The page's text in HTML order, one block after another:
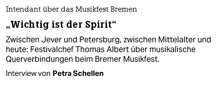
Intendant über das Musikfest Bremen
„Wichtig ist der Spirit“
Zwischen Jever und Petersburg, zwischen Mittelalter und
heute: Festivalchef Thomas Albert über musikalische
Querverbindungen beim Bremer Musikfest.
Interview von Petra Schellen